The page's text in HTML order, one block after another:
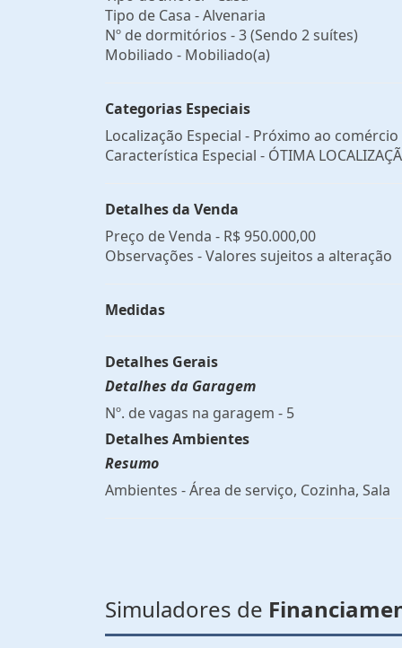
Tipo de Casa - Alvenaria
Nº de dormitórios - 3 (Sendo 2 suítes)
Mobiliado - Mobiliado(a)
Categorias Especiais
Localização Especial - Próximo ao comércio
Característica Especial - ÓTIMA
Detalhes da Venda
Preço de Venda - R$ 950.000,00
Observações - Valores sujeitos a alteração
Medidas
Detalhes Gerais
Detalhes da Garagem
Nº. de vagas na garagem - 5
Detalhes Ambientes
Resumo
Ambientes - Área de serviço, Cozinha, Sala
Simuladores de